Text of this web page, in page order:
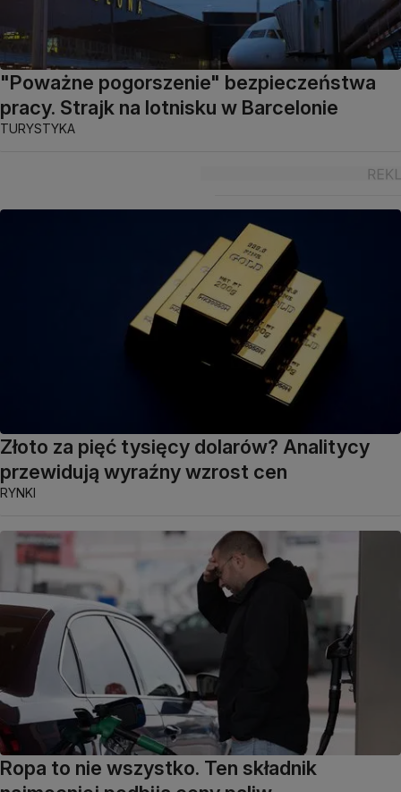
"Poważne pogorszenie" bezpieczeństwa
pracy. Strajk na lotnisku w Barcelonie
TURYSTYKA
Złoto za pięć tysięcy dolarów? Analitycy
przewidują wyraźny wzrost cen
RYNKI
Ropa to nie wszystko. Ten składnik